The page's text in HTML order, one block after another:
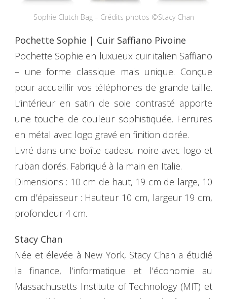
Sophie Clutch Bag – Crédits photos ©Stacy Chan
Pochette Sophie | Cuir Saffiano Pivoine
Pochette Sophie en luxueux cuir italien Saffiano
– une forme classique mais unique. Conçue
pour accueillir vos téléphones de grande taille.
L’intérieur en satin de soie contrasté apporte
une touche de couleur sophistiquée. Ferrures
en métal avec logo gravé en finition dorée.
Livré dans une boîte cadeau noire avec logo et
ruban dorés. Fabriqué à la main en Italie.
Dimensions : 10 cm de haut, 19 cm de large, 10
cm d’épaisseur : Hauteur 10 cm, largeur 19 cm,
profondeur 4 cm.
Stacy Chan
Née et élevée à New York, Stacy Chan a étudié
la finance, l’informatique et l’économie au
Massachusetts Institute of Technology (MIT) et